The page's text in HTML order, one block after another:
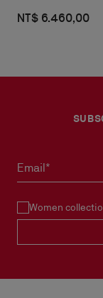
NT$ 6.460,00
Email*
Women